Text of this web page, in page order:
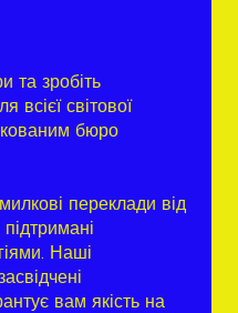
та зробіть
всієї світової
бюро
переклади від
Наші
вам якість на